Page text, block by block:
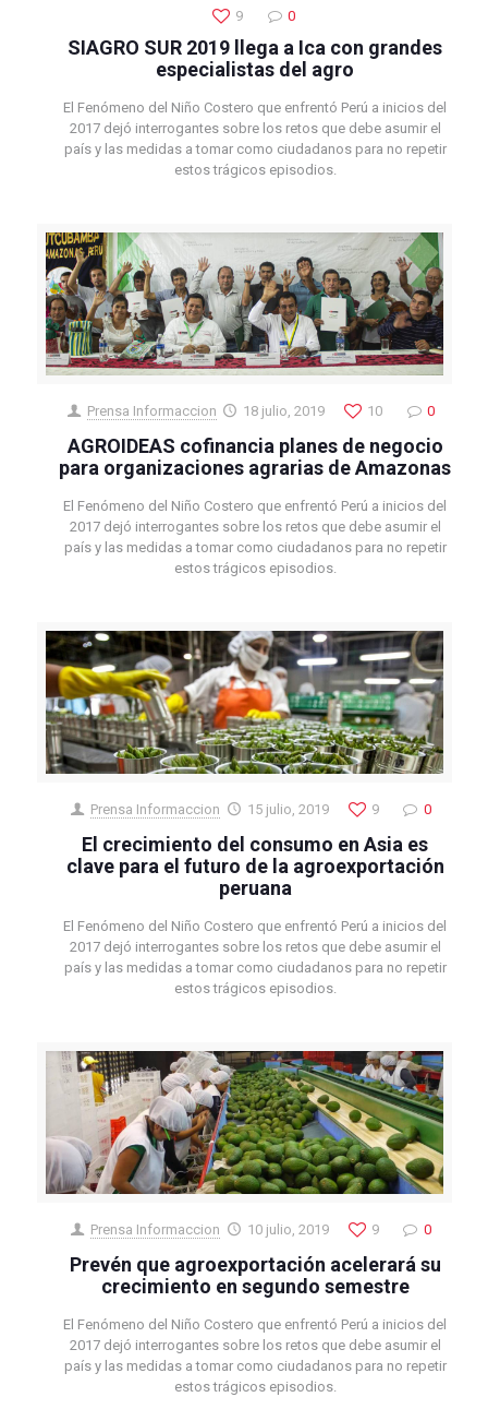
9 0
SIAGRO SUR 2019 llega a Ica con grandes
especialistas del agro
El Fenómeno del Niño Costero que enfrentó Perú a inicios del
2017 dejó interrogantes sobre los retos que debe asumir el
país y las medidas a tomar como ciudadanos para no repetir
estos trágicos episodios.
Prensa Informaccion 18 julio, 2019 10 0
AGROIDEAS cofinancia planes de negocio
para organizaciones agrarias de Amazonas
El Fenómeno del Niño Costero que enfrentó Perú a inicios del
2017 dejó interrogantes sobre los retos que debe asumir el
país y las medidas a tomar como ciudadanos para no repetir
estos trágicos episodios.
Prensa Informaccion 15 julio, 2019 9 0
El crecimiento del consumo en Asia es
clave para el futuro de la agroexportación
peruana
El Fenómeno del Niño Costero que enfrentó Perú a inicios del
2017 dejó interrogantes sobre los retos que debe asumir el
país y las medidas a tomar como ciudadanos para no repetir
estos trágicos episodios.
Prensa Informaccion 10 julio, 2019 9 0
Prevén que agroexportación acelerará su
crecimiento en segundo semestre
El Fenómeno del Niño Costero que enfrentó Perú a inicios del
2017 dejó interrogantes sobre los retos que debe asumir el
país y las medidas a tomar como ciudadanos para no repetir
estos trágicos episodios.